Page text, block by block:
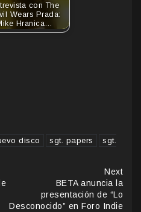
con The
Wears Prada:
Hranica…
disco sgt. papers
sgt.
Next
BETA anuncia la
presentación de “Lo
Desconocido” en Foro Indie